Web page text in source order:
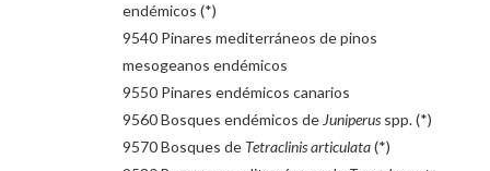
endémicos (*)
9540 Pinares mediterráneos de pinos
mesogeanos endémicos
9550 Pinares endémicos canarios
9560 Bosques endémicos de Juniperus spp. (*)
9570 Bosques de Tetraclinis articulata(*)